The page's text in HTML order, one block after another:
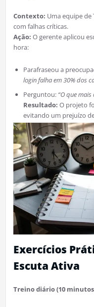
Contexto: Uma equipe de
com falhas críticas.
Ação: O gerente aplicou
hora:
Parafraseou a
login falha em 30% dos
Perguntou: “O que
Resultado: O projeto
evitando um prejuízo
Exercícios
Escuta Ativa
Treino diário (10